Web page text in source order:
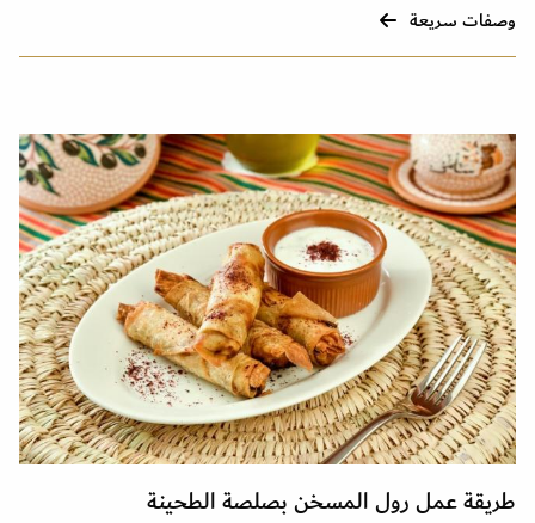
وصفات سريعة
طريقة عمل رول المسخن بصلصة الطحينة